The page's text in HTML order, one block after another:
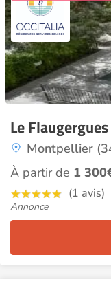
Le Flaugergues
Montpellier
À partir de 1
(1 avis)
Annonce